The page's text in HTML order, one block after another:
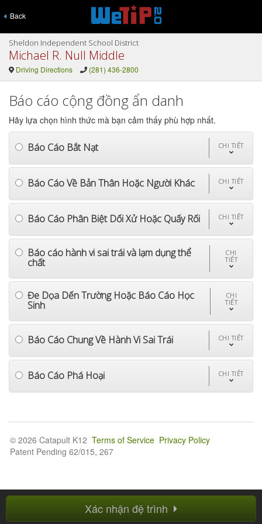
Back
Sheldon Independent School District
Michael R. Null Middle
Driving Directions (281) 436-2800
Báo cáo cộng đồng ẩn danh
Hãy lựa chọn hình thức mà bạn cảm thấy phù hợp nhất.
Báo Cáo Bắt Nạt CHI TIẾT
Báo Cáo Về Bản Thân Hoặc Người Khác CHI TIẾT
Báo Cáo Phân Biệt Dối Xử Hoặc Quấy Rối CHI TIẾT
Báo cáo hành vi sai trái và lạm dụng thể
chất
CHI
TIẾT
Đe Dọa Dến Trường Hoặc Báo Cáo Học
Sinh
CHI
TIẾT
Báo Cáo Chung Về Hành Vi Sai Trái CHI TIẾT
Báo Cáo Phá Hoại CHI TIẾT
Xác nhận đệ trình
© 2026 Catapult K12 Terms of Service Privacy Policy
Patent Pending 62/015, 267